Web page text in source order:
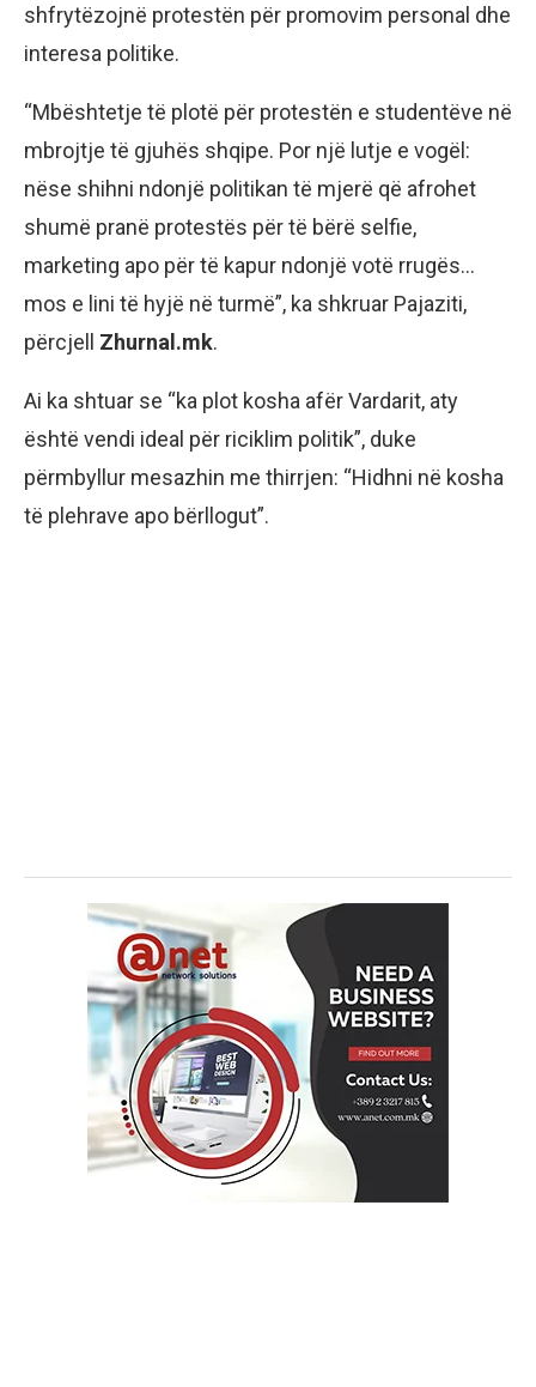
shfrytëzojnë protestën për promovim personal dhe
interesa politike.
“Mbështetje të plotë për protestën e studentëve në
mbrojtje të gjuhës shqipe. Por një lutje e vogël:
nëse shihni ndonjë politikan të mjerë që afrohet
shumë pranë protestës për të bërë selfie,
marketing apo për të kapur ndonjë votë rrugës…
mos e lini të hyjë në turmë”, ka shkruar Pajaziti,
përcjell Zhurnal.mk.
Ai ka shtuar se “ka plot kosha afër Vardarit, aty
është vendi ideal për riciklim politik”, duke
përmbyllur mesazhin me thirrjen: “Hidhni në kosha
të plehrave apo bërllogut”.